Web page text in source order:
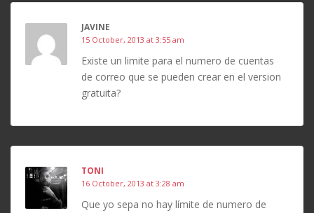
JAVINE
15 October, 2013 at 3:55 am
Existe un limite para el numero de cuentas
de correo que se pueden crear en el version
gratuita?
TONI
16 October, 2013 at 3:28 am
Que yo sepa no hay límite de numero de